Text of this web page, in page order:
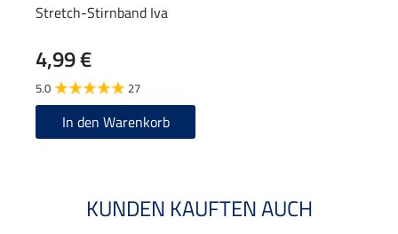
Stretch-Stirnband Iva
4,99 €
5.0 27
In den Warenkorb
KUNDEN KAUFTEN AUCH